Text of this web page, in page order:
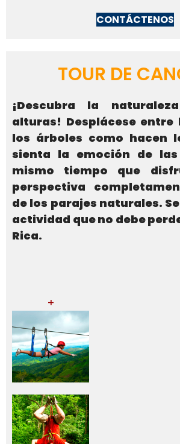
CONTÁCTENOS
TOUR DE
¡Descubra la
alturas! Desplácese entre
los árboles como hacen
sienta la emoción de
mismo tiempo que
perspectiva
de los parajes naturales.
actividad que no debe
Rica.
+